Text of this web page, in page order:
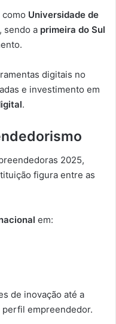
Universidade de
, sendo a primeira do Sul
digitais no
e investimento em
.
2025,
figura entre as
em:
de inovação até a
perfil empreendedor.